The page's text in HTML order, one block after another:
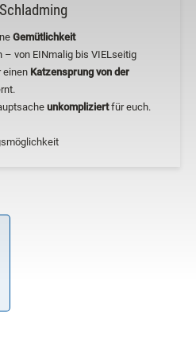
Gemütlichkeit
– von EINmalig bis VIELseitig
einen Katzensprung von der
unkompliziertfür euch.